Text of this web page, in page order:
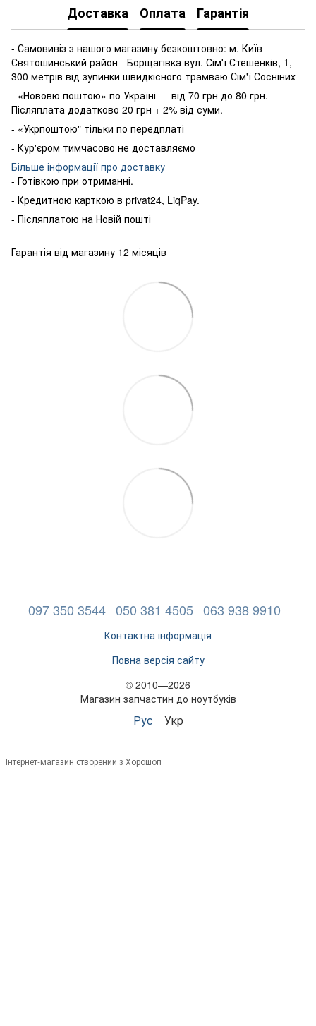
Доставка Оплата Гарантія
- Самовивіз з нашого магазину безкоштовно: м. Київ
Святошинський район - Борщагівка вул. Сім'ї Стешенків, 1,
300 метрів від зупинки швидкісного трамваю Сім'ї Сосніних
- «Нововю поштою» по Україні — від 70 грн до 80 грн.
Післяплата додатково 20 грн + 2% від суми.
- «Укрпоштою" тільки по передплаті
- Кур'єром тимчасово не доставляємо
Більше інформації про доставку
- Готівкою при отриманні.
- Кредитною карткою в privat24, LiqPay.
- Післяплатою на Новій пошті
Гарантія від магазину 12 місяців
097 350 3544 050 381 4505 063 938 9910
Контактна інформація
Повна версія сайту
© 2010—2026
Магазин запчастин до ноутбуків
Рус Укр
Інтернет-магазин створений з Хорошоп